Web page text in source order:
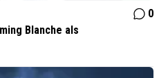
0
Blanche als